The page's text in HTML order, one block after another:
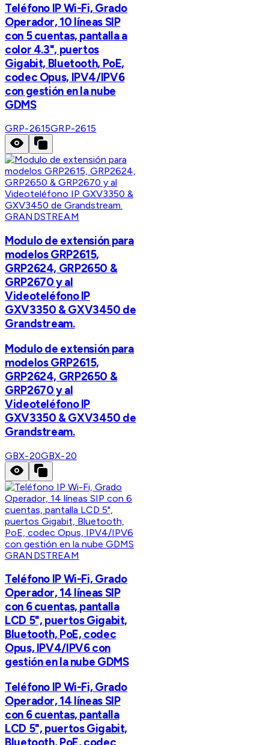
Teléfono IP Wi-Fi, Grado
Operador, 10 líneas SIP
con 5 cuentas, pantalla a
color 4.3", puertos
Gigabit, Bluetooth, PoE,
codec Opus, IPV4/IPV6
con gestión en la nube
GDMS
GRP-2615GRP-2615
GRANDSTREAM
Modulo de extensión para
modelos GRP2615,
GRP2624, GRP2650 &
GRP2670 y al
Videoteléfono IP
GXV3350 & GXV3450 de
Grandstream.
Modulo de extensión para
modelos GRP2615,
GRP2624, GRP2650 &
GRP2670 y al
Videoteléfono IP
GXV3350 & GXV3450 de
Grandstream.
GBX-20GBX-20
GRANDSTREAM
Teléfono IP Wi-Fi, Grado
Operador, 14 líneas SIP
con 6 cuentas, pantalla
LCD 5", puertos Gigabit,
Bluetooth, PoE, codec
Opus, IPV4/IPV6 con
gestión en la nube GDMS
Teléfono IP Wi-Fi, Grado
Operador, 14 líneas SIP
con 6 cuentas, pantalla
LCD 5", puertos Gigabit,